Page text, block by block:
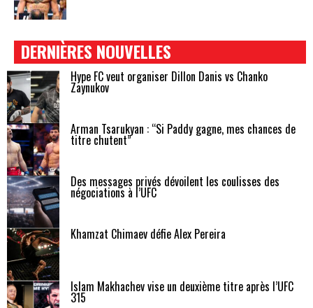
DERNIÈRES NOUVELLES
Hype FC veut organiser Dillon Danis vs Chanko
Zaynukov
Arman Tsarukyan : “Si Paddy gagne, mes chances de
titre chutent”
Des messages privés dévoilent les coulisses des
négociations à l’UFC
Khamzat Chimaev défie Alex Pereira
Islam Makhachev vise un deuxième titre après l’UFC
315